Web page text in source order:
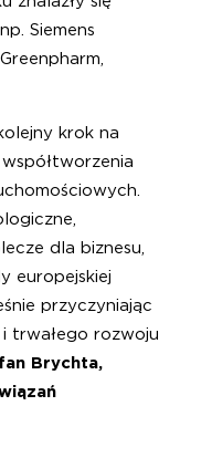
Siemens
krok na
dla biznesu,
europejskiej
przyczyniając
trwałego rozwoju
Brychta,